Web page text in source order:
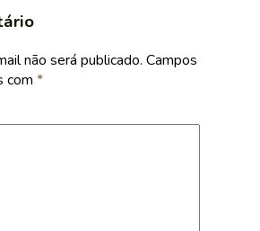
não será publicado. Campos
com *